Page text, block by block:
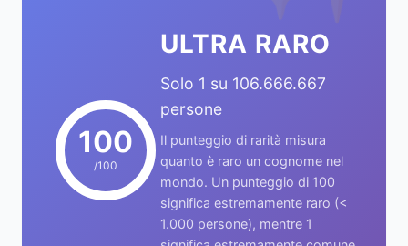
100
/100
ULTRA RARO
Solo 1 su 106.666.667
persone
Il punteggio di rarità misura
quanto è raro un cognome nel
mondo. Un punteggio di 100
significa estremamente raro (<
1.000 persone), mentre 1